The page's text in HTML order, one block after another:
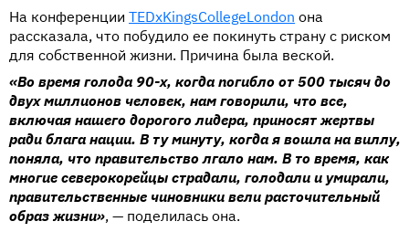
На конференции TEDxKingsCollegeLondon она
рассказала, что побудило ее покинуть страну с риском
для собственной жизни. Причина была веской.
«Во время голода 90-х, когда погибло от 500 тысяч до
двух миллионов человек, нам говорили, что все,
включая нашего дорогого лидера, приносят жертвы
ради блага нации. В ту минуту, когда я вошла на виллу,
поняла, что правительство лгало нам. В то время, как
многие северокорейцы страдали, голодали и умирали,
правительственные чиновники вели расточительный
образ жизни», — поделилась она.